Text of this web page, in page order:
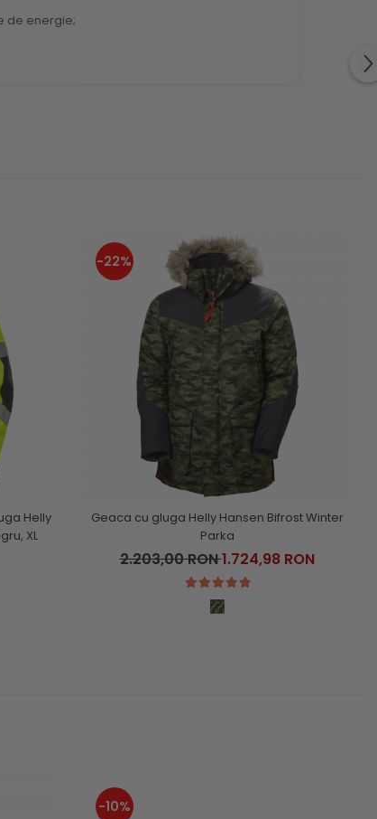
de energie;
Helly
XL
-22%
Geaca cu gluga Helly Hansen Bifrost Winter
Parka
2.203,00 RON1.724,98 RON
-10%